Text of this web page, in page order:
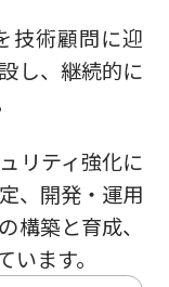
技術顧問に迎
し、継続的に
リティ強化に
、開発・運用
構築と育成、
ます。